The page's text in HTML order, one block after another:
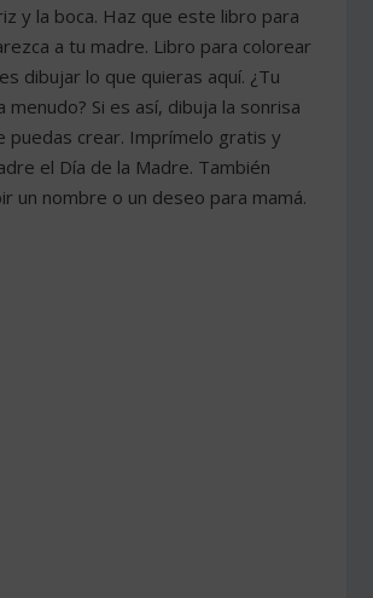
y la boca. Haz que este libro para
a tu madre. Libro para colorear
dibujar lo que quieras aquí. ¿Tu
menudo? Si es así, dibuja la sonrisa
puedas crear. Imprímelo gratis y
el Día de la Madre. También
un nombre o un deseo para mamá.